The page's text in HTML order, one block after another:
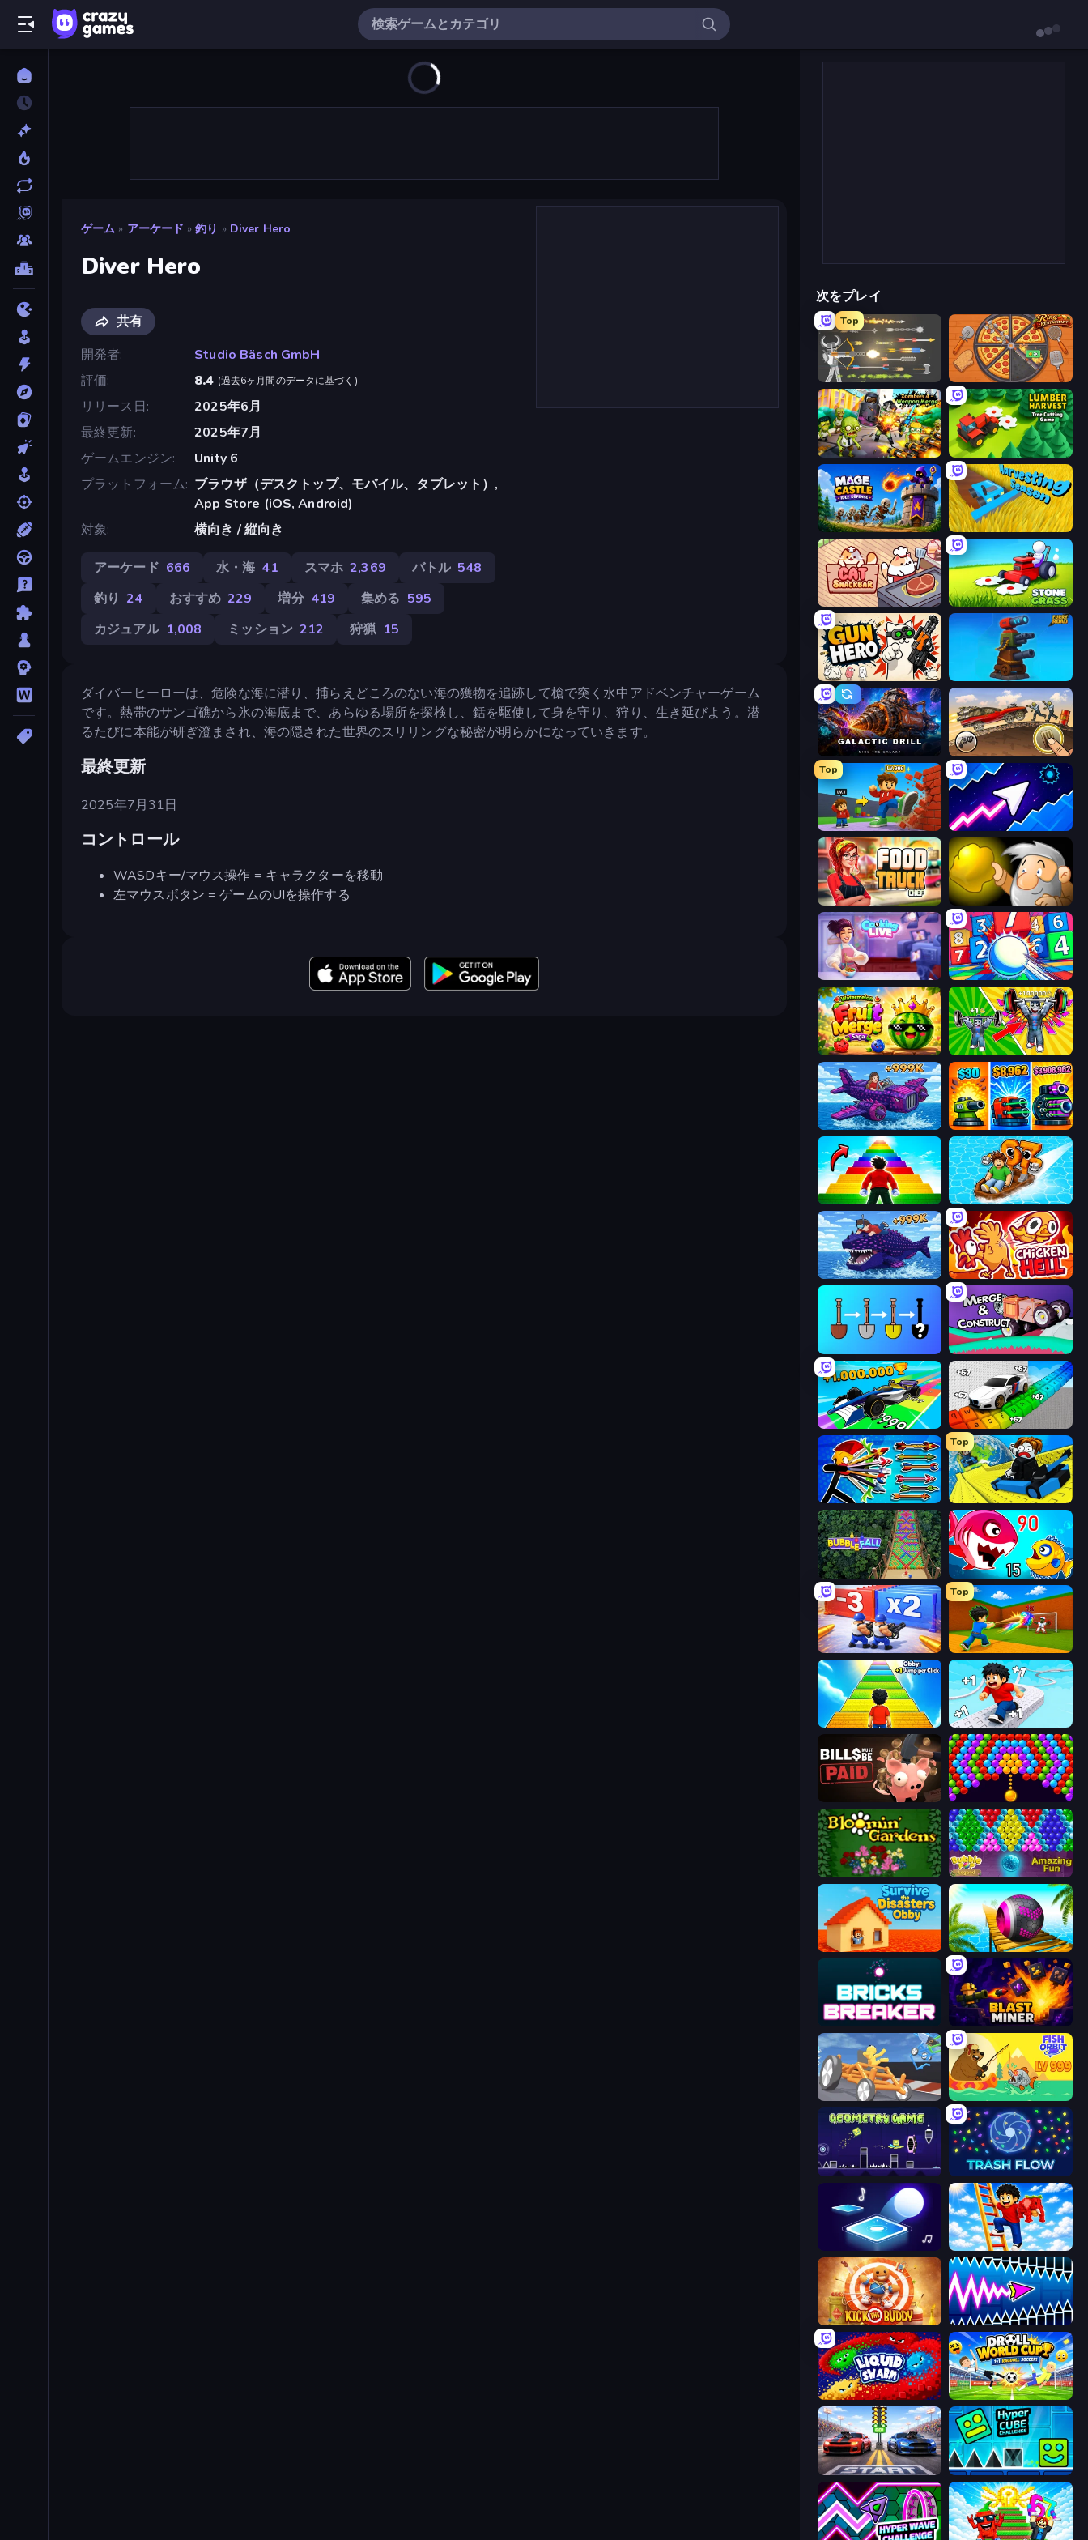
ゲーム » アーケード » 釣り » Diver Hero
Diver Hero
共有
開発者
Studio Bäsch GmbH
評価
8.4 (過去6ヶ月間のデータに基づく )
リリース日
2025年6月
最終更新
2025年7月
ゲームエンジン
Unity 6
プラットフォーム ブラウザ（デスクトップ、モバイル、タブレット）,
App Store (iOS, Android)
対象
横向き / 縦向き
アーケード 666 水・海 41 スマホ 2,369 バトル 548
釣り 24 おすすめ 229 増分 419 集める 595
カジュアル 1,008 ミッション 212 狩猟 15
ダイバーヒーローは、危険な海に潜り、捕らえどころのない海の獲物を追跡して槍で突く水中アドベンチャーゲーム
です。熱帯のサンゴ礁から氷の海底まで、あらゆる場所を探検し、銛を駆使して身を守り、狩り、生き延びよう。潜
るたびに本能が研ぎ澄まされ、海の隠された世界のスリリングな秘密が明らかになっていきます。
最終更新
2025年7月31日
コントロール
WASDキー/マウス操作 = キャラクターを移動
左マウスボタン = ゲームのUIを操作する
次をプレイ
Top
Ragdoll Archers Ring Restaurant
Zombies 4 Weapon Merge Lumber Harvest: Tree Cutting Game
Mage Castle Idle Defense Harvesting Season
Cat Snack Bar Stone Grass: Mowing Simulator
Gun Hero: Cat Survival Furry Road
Galactic Drill Earn to Die: Zombie Ride
Top
Obby: +1 Click Wall Breaker Space Waves
Food Truck Chef™: A Fun Cooking Game Gold Miner
Cooking Live Entropy
Watermelon Fruit Merge Saga Obby: Gym Simulator, Escape
Obby Plane Power Challenge: Fly Pumpkin Defense: Merge Cannon
Obby Highest Jump Ever Float for Brainrots
Obby Fish Challenge: Ride Chicken Hell
Merge & Construct
Obby Car Challenge: Drive
Archer Ragdoll Masters
Top
Cart Ride Danger Mount
Bubble Fall Fish Eat Getting Big
Battle Brigade
Top
Baseball For Brainrot
Obby: +1 Jump per Click Speed per Click: Obby
Bills Must Be Paid Bubble Story
Blooming Gardens Bubble Pop Legend
Survive the Disasters: Obby Rolling Balls Sea Race
Bricks Breaker Blast Miner
Draw Crash Race Fish Orbit
Geometry Game Trash Flow
Tile Jumper 3D Ladder to Brainhot: Climb
Kick the Buddy Wave Dash: Geometry Arrow
Liquid Swarm Droll World Cup
Street Racer 2 Hyper Cube Challenge